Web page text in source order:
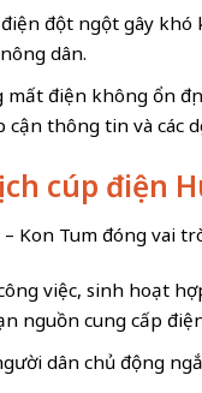
đột ngột gây
dân.
điện không ổn
thông tin và các
cúp điện
Kon Tum đóng
việc, sinh hoạt
nguồn cung cấp
dân chủ động